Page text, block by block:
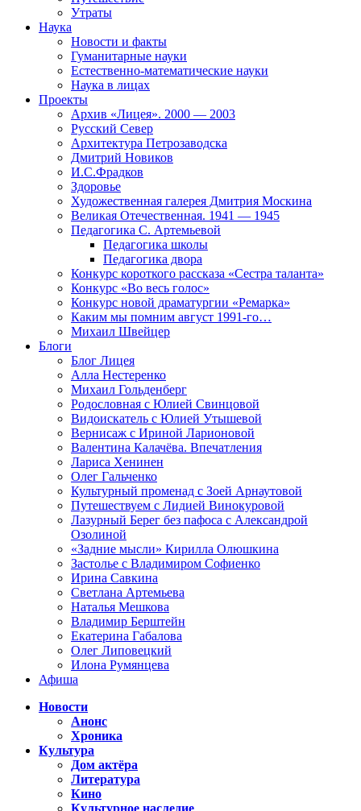
Утраты
Наука
Новости и факты
Гуманитарные науки
Естественно-математические науки
Наука в лицах
Проекты
Архив «Лицея». 2000 — 2003
Русский Север
Архитектура Петрозаводска
Дмитрий Новиков
И.С.Фрадков
Здоровье
Художественная галерея Дмитрия Москина
Великая Отечественная. 1941 — 1945
Педагогика С. Артемьевой
Педагогика школы
Педагогика двора
Конкурс короткого рассказа «Сестра таланта»
Конкурс «Во весь голос»
Конкурс новой драматургии «Ремарка»
Каким мы помним август 1991-го…
Михаил Швейцер
Блоги
Блог Лицея
Алла Нестеренко
Михаил Гольденберг
Родословная с Юлией Свинцовой
Видоискатель с Юлией Утышевой
Вернисаж с Ириной Ларионовой
Валентина Калачёва. Впечатления
Лариса Хенинен
Олег Гальченко
Культурный променад с Зоей Арнаутовой
Путешествуем с Лидией Винокуровой
Лазурный Берег без пафоса с Александрой
Озолиной
«Задние мысли» Кирилла Олюшкина
Застолье с Владимиром Софиенко
Ирина Савкина
Светлана Артемьева
Наталья Мешкова
Владимир Берштейн
Екатерина Габалова
Олег Липовецкий
Илона Румянцева
Афиша
Новости
Анонс
Хроника
Культура
Дом актёра
Литература
Кино